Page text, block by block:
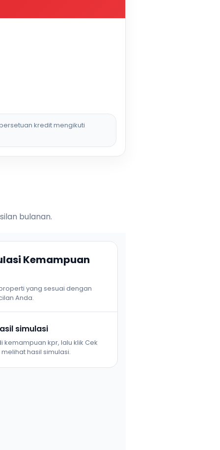
kredit mengikuti
bulanan.
Kemampuan
yang sesuai dengan
Anda.
simulasi
kemampuan kpr, lalu klik Cek
hasil simulasi.